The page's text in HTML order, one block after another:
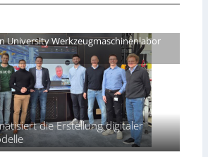
University Werkzeugmaschinenlabor
die Erstellung digitaler